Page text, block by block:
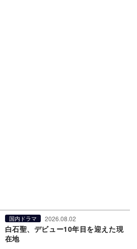
国内ドラマ 2026.08.02
白石聖、デビュー10年目を迎えた現
在地